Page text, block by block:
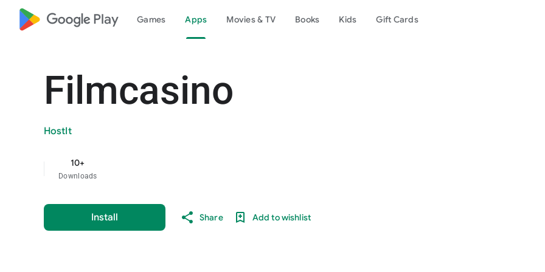
google_logo Play Games Apps Movies & TV Books Kids Gift Cards
Filmcasino
HostIt
10+
Downloads
Install Share Add to wishlist